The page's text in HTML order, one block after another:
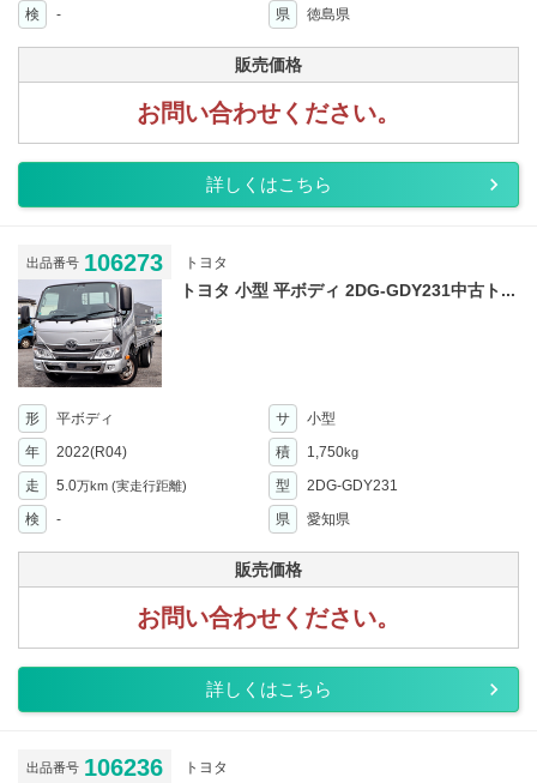
検
- 県 徳島県
販売価格
お問い合わせください。
詳しくはこちら
出品番号 106273 トヨタ
トヨタ 小型 平ボディ 2DG-GDY231中古ト...
形 平ボディ サ
小型
年
2022(R04) 積 1,750kg
走 5.0万km (実走行距離) 型
2DG-GDY231
検
- 県 愛知県
販売価格
お問い合わせください。
詳しくはこちら
出品番号 106236 トヨタ